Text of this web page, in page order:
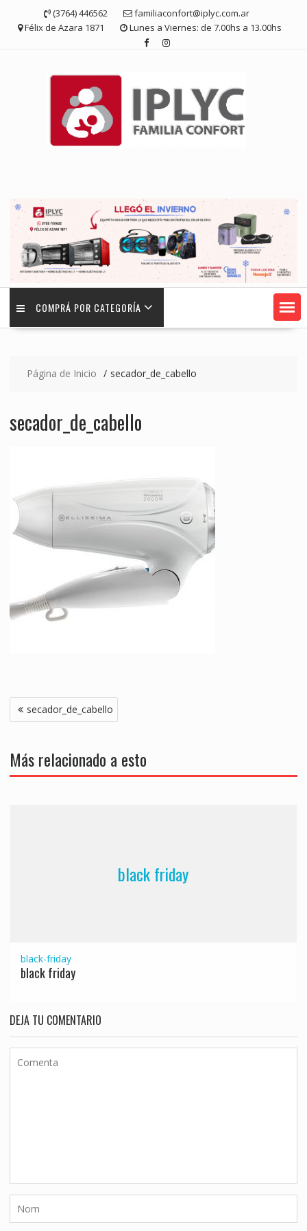
contenido
(3764) 446562
familiaconfort@iplyc.com.ar
Félix de Azara 1871
Lunes a Viernes: de 7.00hs a 13.00hs
COMPRÁ POR CATEGORÍA
Página de Inicio secador_de_cabello
secador_de_cabello
Navegación
de
secador_de_cabello
Más relacionado a esto
black friday
black-friday
black friday
DEJA TU COMENTARIO